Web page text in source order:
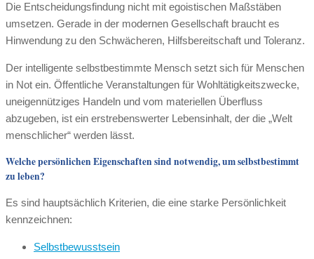
Die Entscheidungsfindung nicht mit egoistischen Maßstäben
umsetzen. Gerade in der modernen Gesellschaft braucht es
Hinwendung zu den Schwächeren, Hilfsbereitschaft und Toleranz.
Der intelligente selbstbestimmte Mensch setzt sich für Menschen
in Not ein. Öffentliche Veranstaltungen für Wohltätigkeitszwecke,
uneigennütziges Handeln und vom materiellen Überfluss
abzugeben, ist ein erstrebenswerter Lebensinhalt, der die „Welt
menschlicher“ werden lässt.
Welche persönlichen Eigenschaften sind notwendig, um selbstbestimmt
zu leben?
Es sind hauptsächlich Kriterien, die eine starke Persönlichkeit
kennzeichnen:
Selbstbewusstsein